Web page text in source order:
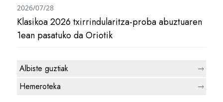
Klasikoa 2026 txirrindularitza-proba abuztuaren
1ean pasatuko da Oriotik
2026/07/28
Albiste guztiak
Hemeroteka